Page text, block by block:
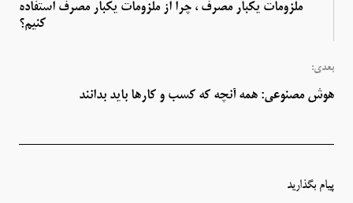
ملزومات یکبار مصرف ، چرا از ملزومات یکبار مصرف استفاده
کنیم؟
بعدی:
هوش مصنوعی: همه آنچه که کسب و کارها باید بدانند
پیام بگذارید